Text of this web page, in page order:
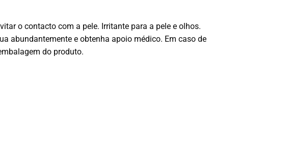
o contacto com a pele. Irritante para a pele e olhos.
abundantemente e obtenha apoio médico. Em caso de
do produto.